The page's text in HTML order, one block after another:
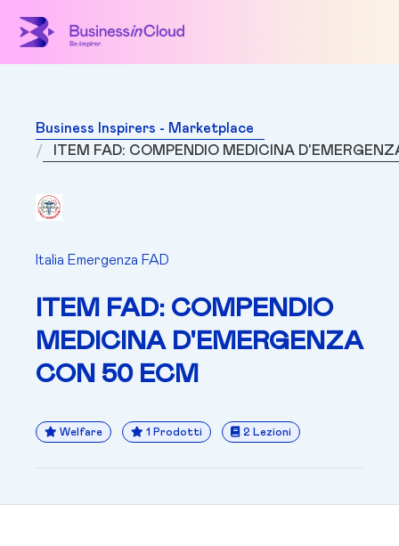
Business Inspirers - Marketplace
ITEM FAD: COMPENDIO MEDICINA
Italia Emergenza FAD
ITEM FAD: COMPENDIO
MEDICINA D'EMERGENZA
CON 50 ECM
Welfare 1 Prodotti 2 Lezioni